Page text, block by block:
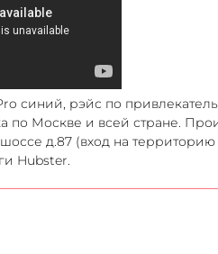
синий, рэйс по
по Москве и всей стране.
д.87 (вход на территорию
Hubster.